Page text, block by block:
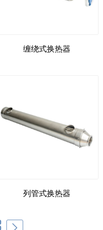
缠绕式换热器
列管式换热器